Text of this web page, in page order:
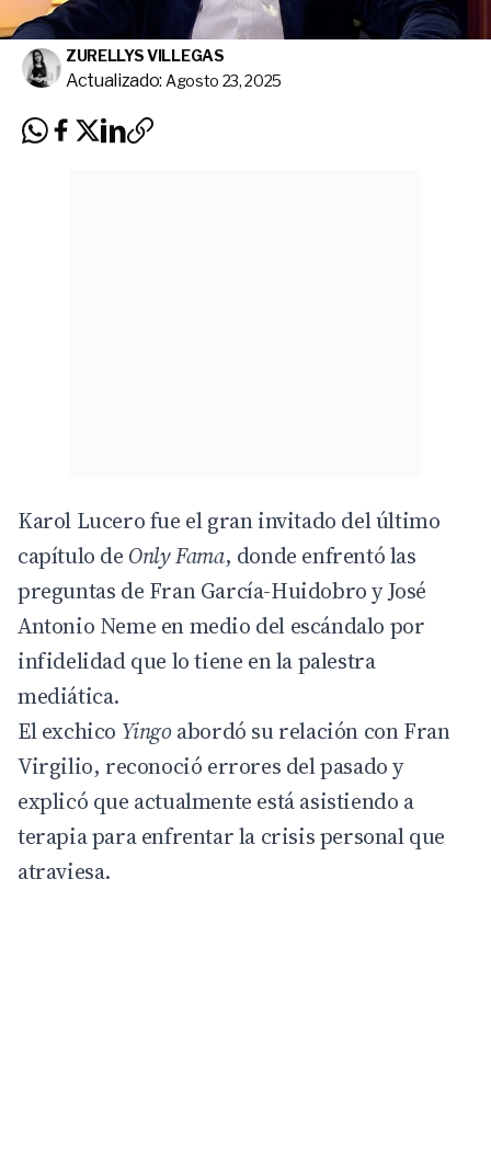
ZURELLYS VILLEGAS
Actualizado: Agosto 23, 2025
Karol Lucero fue el gran invitado del último
capítulo de Only Fama, donde enfrentó las
preguntas de Fran García-Huidobro y José
Antonio Neme en medio del escándalo por
infidelidad que lo tiene en la palestra
mediática.
El exchico Yingoabordó su relación con Fran
Virgilio, reconoció errores del pasado y
explicó que actualmente está asistiendo a
terapia para enfrentar la crisis personal que
atraviesa.